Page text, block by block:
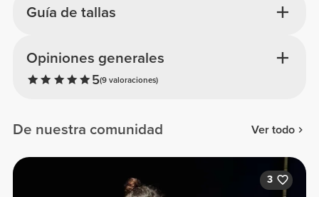
Opiniones generales
5(9 valoraciones)
Guía de tallas
De nuestra comunidad Ver todo
3